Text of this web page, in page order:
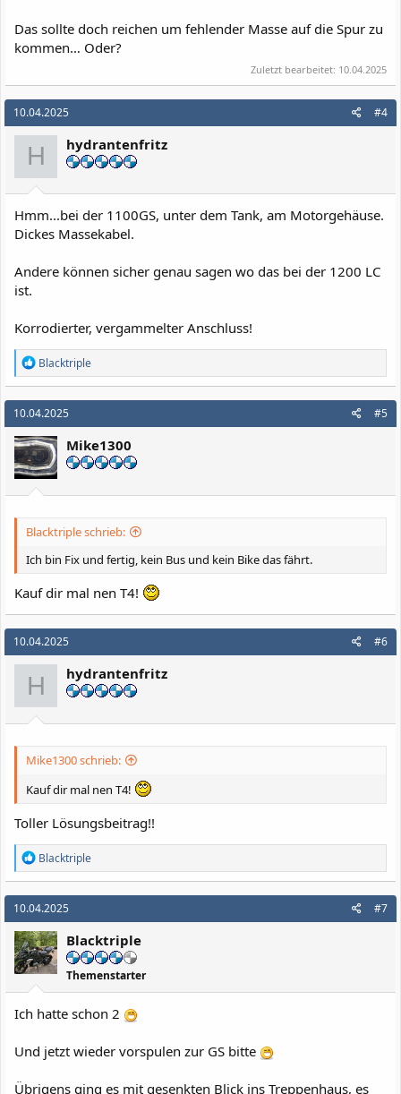
Das sollte doch reichen um fehlender Masse auf die Spur zu
kommen… Oder?
Zuletzt bearbeitet: 10.04.2025
10.04.2025 #4
H hydrantenfritz
Hmm...bei der 1100GS, unter dem Tank, am Motorgehäuse.
Dickes Massekabel.
Andere können sicher genau sagen wo das bei der 1200 LC
ist.
Korrodierter, vergammelter Anschluss!
R
e
a
k
t
i
o
n
e
n
Blacktriple
10.04.2025 #5
Mike1300
Blacktriple schrieb:
Ich bin Fix und fertig, kein Bus und kein Bike das fährt.
Kauf dir mal nen T4!
10.04.2025 #6
H hydrantenfritz
Mike1300 schrieb:
Kauf dir mal nen T4!
Toller Lösungsbeitrag!!
R
e
a
k
t
i
o
n
e
n
Blacktriple
10.04.2025 #7
Blacktriple
Themenstarter
Ich hatte schon 2
Und jetzt wieder vorspulen zur GS bitte
Übrigens ging es mit gesenkten Blick ins Treppenhaus, es